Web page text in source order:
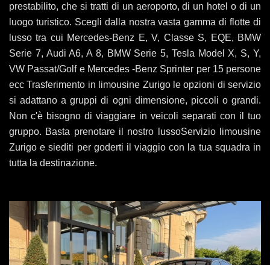
prestabilito, che si tratti di un aeroporto, di un hotel o di un
luogo turistico. Scegli dalla nostra vasta gamma di flotte di
lusso tra cui Mercedes-Benz E, V, Classe S, EQE, BMW
Serie 7, Audi A6, A 8, BMW Serie 5, Tesla Model X, S, Y,
VW Passat/Golf e Mercedes -Benz Sprinter per 15 persone
ecc Trasferimento in limousine Zurigo le opzioni di servizio
si adattano a gruppi di ogni dimensione, piccoli o grandi.
Non c'è bisogno di viaggiare in veicoli separati con il tuo
gruppo. Basta prenotare il nostro lussoServizio limousine
Zurigo e siediti per goderti il ​​viaggio con la tua squadra in
tutta la destinazione.